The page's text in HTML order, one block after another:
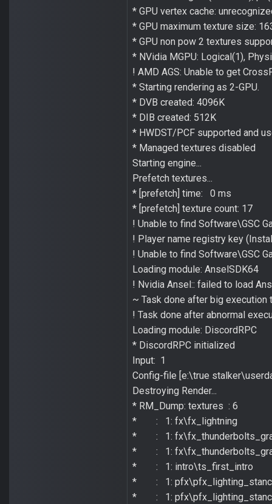
* GPU vertex cache:
* GPU maximum texture size:
* GPU non pow 2 textures
* NVidia MGPU: Logical(1),
! AMD AGS: Unable to get
* Starting rendering as 2-GPU.
* DVB created: 4096K
* DIB created: 512K
* HWDST/PCF supported and
* Managed textures disabled
Starting engine...
Prefetch textures...
* [prefetch] time: 0 ms
* [prefetch] texture count: 17
! Unable to find Software\GSC
! Player name registry key
! Unable to find Software\GSC
Loading module: AnselSDK64
! Nvidia Ansel:: failed to load
~ Task done after big execution
! Task done after abnormal
Loading module: DiscordRPC
* DiscordRPC initialized
Input: 1
Config-file [e:\true
Destroying Render...
* RM_Dump: textures : 6
* : 1: fx\fx_lightning
* : 1:
* : 1:
* : 1: intro\ts_first_intro
* : 1:
* : 1: